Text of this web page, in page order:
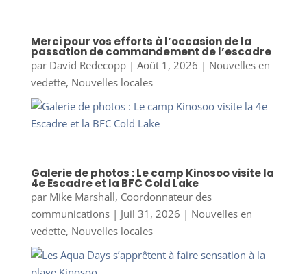
Merci pour vos efforts à l’occasion de la
passation de commandement de l’escadre
par David Redecopp| Août 1, 2026 | Nouvelles en
vedette, Nouvelles locales
Galerie de photos : Le camp Kinosoo visite la
4e Escadre et la BFC Cold Lake
par Mike Marshall, Coordonnateur des
communications| Juil 31, 2026 | Nouvelles en
vedette, Nouvelles locales